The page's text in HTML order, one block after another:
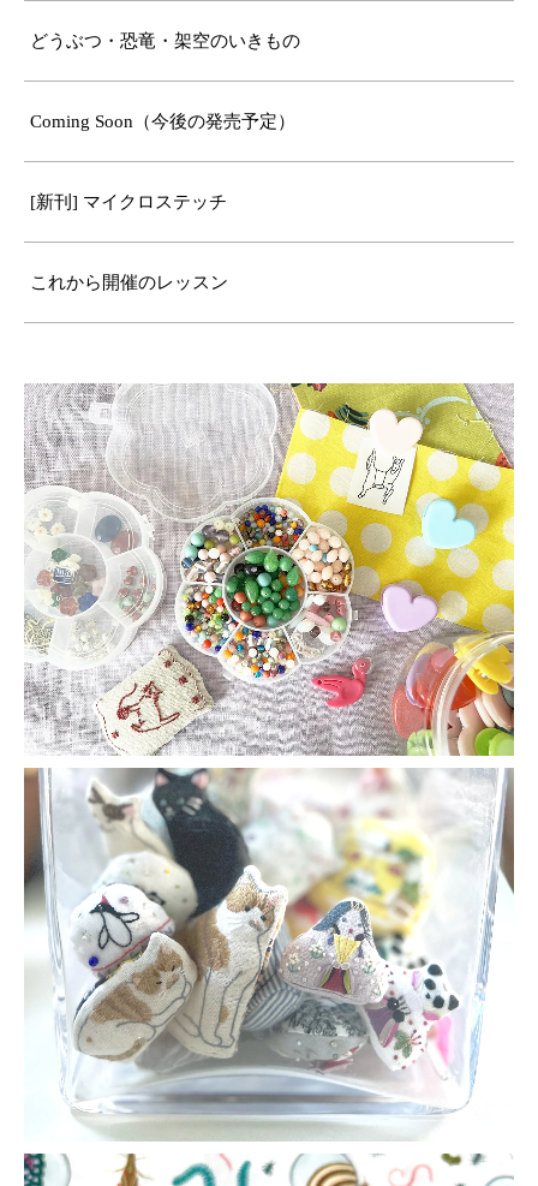
どうぶつ・恐竜・架空のいきもの
Coming Soon（今後の発売予定）
[新刊] マイクロステッチ
これから開催のレッスン